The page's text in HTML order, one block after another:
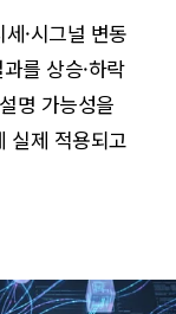
·시그널 변동
를 상승·하락
명 가능성을
실제 적용되고